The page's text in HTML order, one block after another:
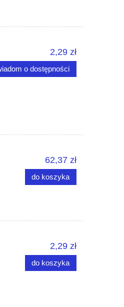
2,29 zł
o dostępności
62,37 zł
do koszyka
2,29 zł
do koszyka